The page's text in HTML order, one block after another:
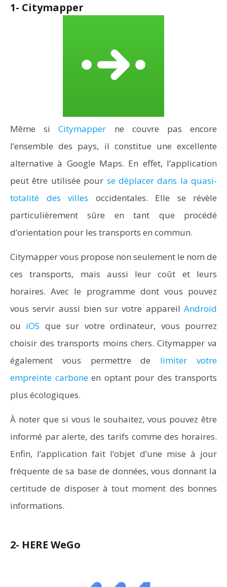
1- Citymapper
Même siCitymapper ne couvre pas encore
l’ensemble des pays, il constitue une excellente
alternative à Google Maps. En effet, l’application
peut être utilisée pour se déplacer dans la quasi-
totalité des villes occidentales. Elle se révèle
particulièrement sûre en tant que procédé
d’orientation pour les transports en commun.
Citymapper vous propose non seulement le nom de
ces transports, mais aussi leur coût et leurs
horaires. Avec le programme dont vous pouvez
vous servir aussi bien sur votre appareil Android
ou iOS que sur votre ordinateur, vous pourrez
choisir des transports moins chers. Citymapper va
également vous permettre de limiter votre
empreinte carboneen optant pour des transports
plus écologiques.
À noter que si vous le souhaitez, vous pouvez être
informé par alerte, des tarifs comme des horaires.
Enfin, l’application fait l’objet d’une mise à jour
fréquente de sa base de données, vous donnant la
certitude de disposer à tout moment des bonnes
informations.
2- HERE WeGo